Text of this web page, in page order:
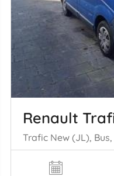
Renault
Trafic New (JL), Bus,